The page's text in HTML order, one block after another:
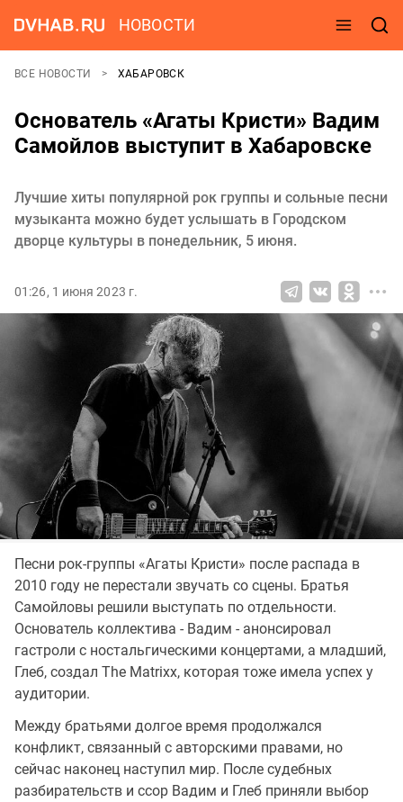
НОВОСТИ
ВСЕ НОВОСТИ ХАБАРОВСК
Основатель «Агаты Кристи» Вадим
Самойлов выступит в Хабаровске
Лучшие хиты популярной рок группы и сольные песни
музыканта можно будет услышать в Городском
дворце культуры в понедельник, 5 июня.
01:26, 1 июня 2023 г.
Песни рок-группы «Агаты Кристи» после распада в
2010 году не перестали звучать со сцены. Братья
Самойловы решили выступать по отдельности.
Основатель коллектива - Вадим - анонсировал
гастроли с ностальгическими концертами, а младший,
Глеб, создал The Matrixx, которая тоже имела успех у
аудитории.
Между братьями долгое время продолжался
конфликт, связанный с авторскими правами, но
сейчас наконец наступил мир. После судебных
разбирательств и ссор Вадим и Глеб приняли выбор